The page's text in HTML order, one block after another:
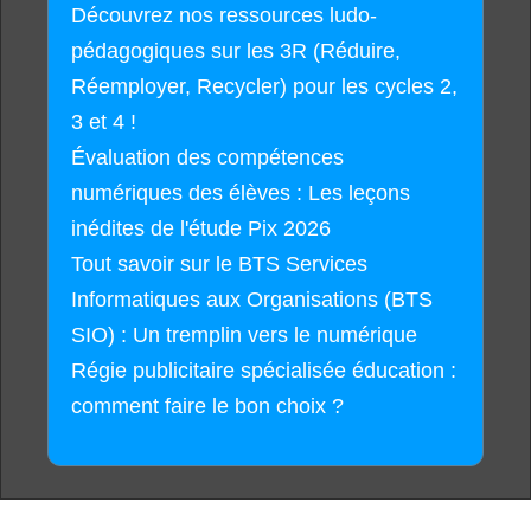
Découvrez nos ressources ludo-
pédagogiques sur les 3R (Réduire,
Réemployer, Recycler) pour les cycles 2,
3 et 4 !
Évaluation des compétences
numériques des élèves : Les leçons
inédites de l'étude Pix 2026
Tout savoir sur le BTS Services
Informatiques aux Organisations (BTS
SIO) : Un tremplin vers le numérique
Régie publicitaire spécialisée éducation :
comment faire le bon choix ?